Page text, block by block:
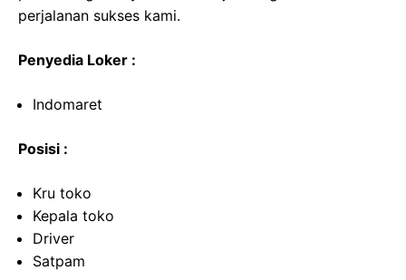
perjalanan sukses kami.
Penyedia Loker :
Indomaret
Posisi :
Kru toko
Kepala toko
Driver
Satpam